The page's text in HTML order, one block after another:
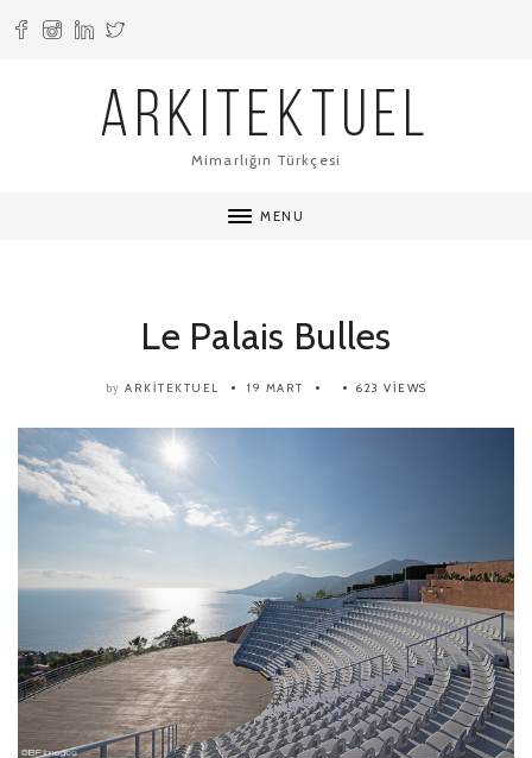
ARKITEKTUEL
Mimarlığın Türkçesi
MENU
Le Palais Bulles
by ARKITEKTUEL 19 MART 623 VIEWS